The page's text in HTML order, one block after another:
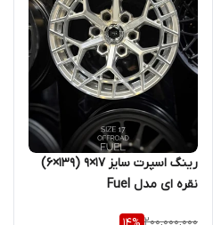
رینگ اسپرت سایز ۱۷×۹ (۱۳۹×۶)
نقره ای مدل Fuel